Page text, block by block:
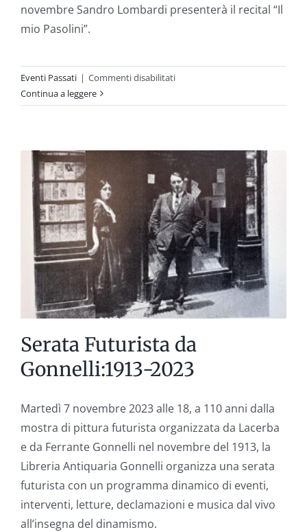
novembre Sandro Lombardi presenterà il recital “Il
mio Pasolini”.
Eventi Passati | Commenti disabilitatisu
Radici
del
Silenzio
Continua a leggere
Serata Futurista da
Gonnelli:1913-2023
Martedì 7 novembre 2023 alle 18, a 110 anni dalla
mostra di pittura futurista organizzata da Lacerba
e da Ferrante Gonnelli nel novembre del 1913, la
Libreria Antiquaria Gonnelli organizza una serata
futurista con un programma dinamico di eventi,
interventi, letture, declamazioni e musica dal vivo
all’insegna del dinamismo.